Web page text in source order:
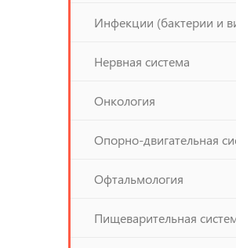
Инфекции (бактерии и
Нервная система
Онкология
Опорно-двигательная
Офтальмология
Пищеварительная